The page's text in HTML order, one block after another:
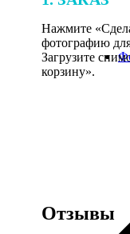
Нажмите
фотографию
Загрузите
корзину».
Отзывы